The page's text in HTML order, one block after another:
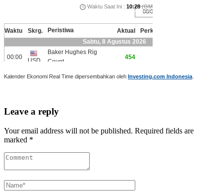
Kalender Ekonomi Real Time dipersembahkan oleh Investing.com Indonesia
Leave a reply
Your email address will not be published. Required fields are
marked *